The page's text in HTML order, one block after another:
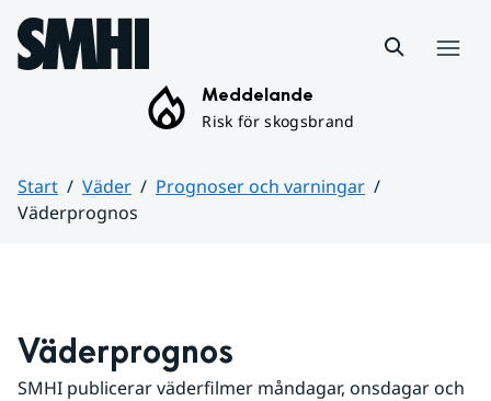
Hoppa till sidans innehåll
Meddelande
Risk för skogsbrand
Start Väder
Prognoser och varningar
Väderprognos
Väderprognos
SMHI publicerar väderfilmer måndagar, onsdagar och